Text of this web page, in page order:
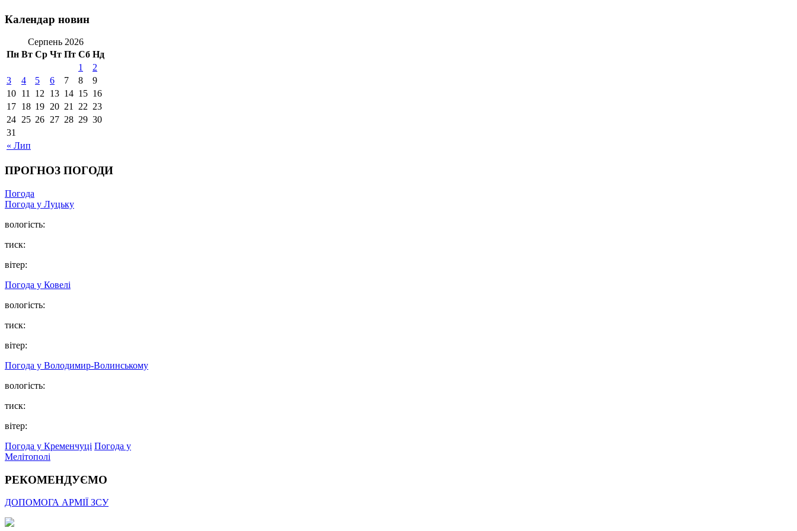
Календар новин
Серпень 2026
Пн Вт Ср Чт Пт Сб Нд
« Лип
1
2
3
4 5 6 7 8
9
10 11 12 13 14 15 16
17 18 19 20 21 22 23
24 25 26 27 28 29 30
31
ПРОГНОЗ ПОГОДИ
Погода
Погода у Луцьку
вологість:
тиск:
вітер:
Погода у Ковелі
вологість:
тиск:
вітер:
Погода у Володимир-Волинському
вологість:
тиск:
вітер:
Погода у Кременчуці Погода у
Мелітополі
РЕКОМЕНДУЄМО
ДОПОМОГА АРМІЇ ЗСУ